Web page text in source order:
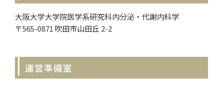
大阪大学大学院医学系研究科内分泌・代謝内科学
〒565-0871 吹田市山田丘 2-2
運営準備室